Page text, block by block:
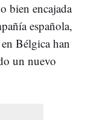
bien encajada
española,
Bélgica han
un nuevo